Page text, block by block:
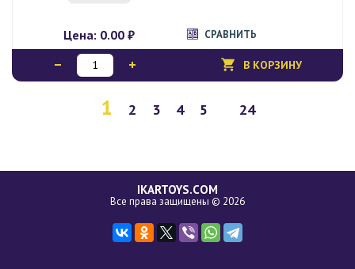
Цена: 0.00 ₽ СРАВНИТЬ
В КОРЗИНУ
1 2 3 4 5 24
IKARTOYS.COM
Все права защищены © 2026